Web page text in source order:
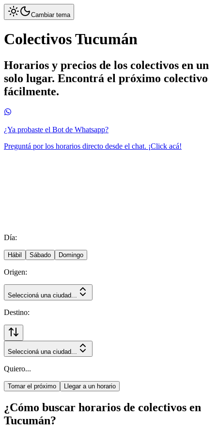
Cambiar tema
Colectivos Tucumán
Horarios y precios de los colectivos en un
solo lugar. Encontrá el próximo colectivo
fácilmente.
¿Ya probaste el Bot de Whatsapp?
Preguntá por los horarios directo desde el chat. ¡Click acá!
Día:
Hábil Sábado Domingo
Origen:
Seleccioná una ciudad...
Destino:
Seleccioná una ciudad...
Quiero...
Tomar el próximo Llegar a un horario
¿Cómo buscar horarios de colectivos en
Tucumán?